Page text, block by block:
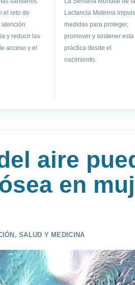
el reto de
y reducir las
acceso y el
Lactancia Materna
medidas para proteger,
promover y sostener esta
práctica desde el
nacimiento.
aire
en
,SALUD Y MEDICINA